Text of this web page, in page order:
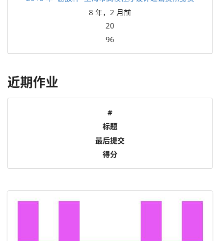
8 年，2 月前
20
96
近期作业
#
标题
最后提交
得分